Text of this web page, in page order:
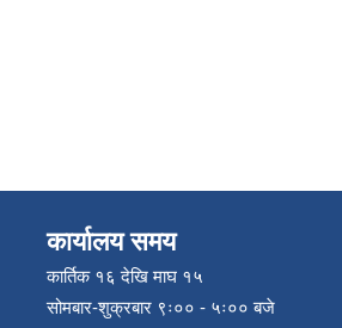
कार्यालय समय
कार्तिक १६ देखि माघ १५
सोमबार-शुक्रबार ९ः०० - ५ः०० बजे